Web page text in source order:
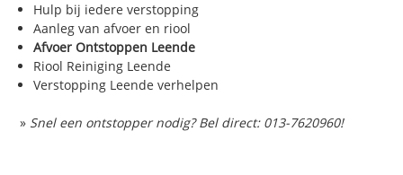
Hulp bij iedere verstopping
Aanleg van afvoer en riool
Afvoer Ontstoppen Leende
Riool Reiniging Leende
Verstopping Leende verhelpen
» Snel een ontstopper nodig? Bel direct: 013-7620960!